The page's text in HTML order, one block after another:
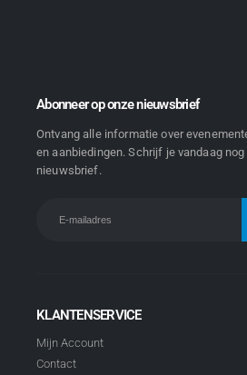
Abonneer op onze nieuwsbrief
Ontvang alle informatie over
en aanbiedingen. Schrijf je vandaag nog
nieuwsbrief.
KLANTENSERVICE
Mijn Account
Contact